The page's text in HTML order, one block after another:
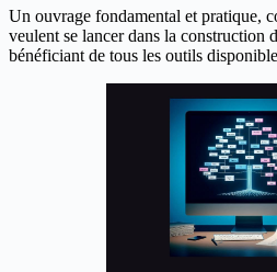
Un ouvrage fondamental et pratique,
veulent se lancer dans la construction
bénéficiant de tous les outils